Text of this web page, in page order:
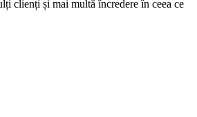
clienți și mai multă încredere în ceea ce